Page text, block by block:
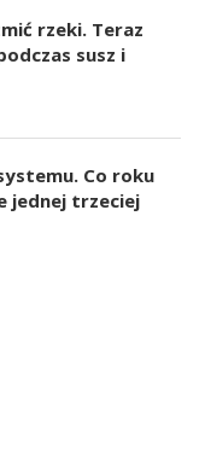
rzeki. Teraz
susz i
Co roku
jednej trzeciej